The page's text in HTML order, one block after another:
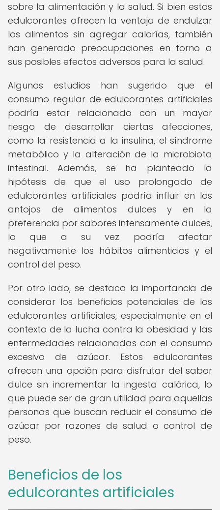
sobre la alimentación y la salud. Si bien estos
edulcorantes ofrecen la ventaja de endulzar
los alimentos sin agregar calorías, también
han generado preocupaciones en torno a
sus posibles efectos adversos para la salud.
Algunos estudios han sugerido que el
consumo regular de edulcorantes artificiales
podría estar relacionado con un mayor
riesgo de desarrollar ciertas afecciones,
como la resistencia a la insulina, el síndrome
metabólico y la alteración de la microbiota
intestinal. Además, se ha planteado la
hipótesis de que el uso prolongado de
edulcorantes artificiales podría influir en los
antojos de alimentos dulces y en la
preferencia por sabores intensamente dulces,
lo que a su vez podría afectar
negativamente los hábitos alimenticios y el
control del peso.
Por otro lado, se destaca la importancia de
considerar los beneficios potenciales de los
edulcorantes artificiales, especialmente en el
contexto de la lucha contra la obesidad y las
enfermedades relacionadas con el consumo
excesivo de azúcar. Estos edulcorantes
ofrecen una opción para disfrutar del sabor
dulce sin incrementar la ingesta calórica, lo
que puede ser de gran utilidad para aquellas
personas que buscan reducir el consumo de
azúcar por razones de salud o control de
peso.
Beneficios de los
edulcorantes artificiales